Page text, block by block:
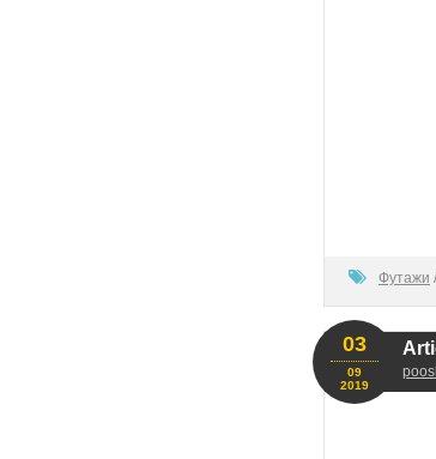
Футажи /
03
09
2019